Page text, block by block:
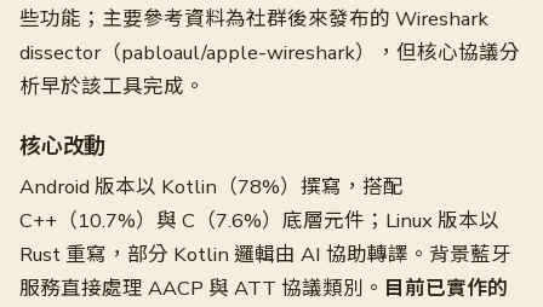
些功能；主要參考資料為社群後來發布的 Wireshark
dissector（pabloaul/apple-wireshark），但核心協議分
析早於該工具完成。
核心改動
Android 版本以 Kotlin（78%）撰寫，搭配
C++（10.7%）與 C（7.6%）底層元件；Linux 版本以
Rust 重寫，部分 Kotlin 邏輯由 AI 協助轉譯。背景藍牙
服務直接處理 AACP 與 ATT 協議類別。 目前已實作的